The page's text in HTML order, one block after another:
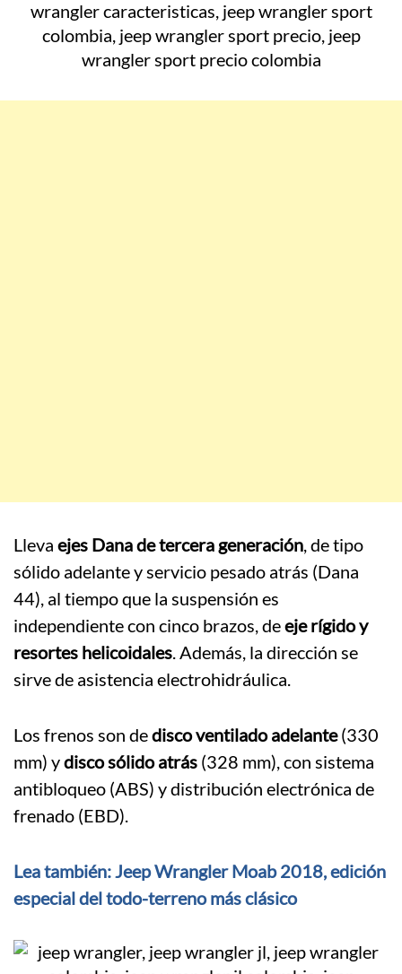
Lleva ejes Dana de tercera generación, de tipo
sólido adelante y servicio pesado atrás (Dana
44), al tiempo que la suspensión es
independiente con cinco brazos, deeje rígido y
resortes helicoidales. Además, la dirección se
sirve de asistencia electrohidráulica.
Los frenos son dedisco ventilado adelante(330
mm) ydisco sólido atrás (328 mm), con sistema
antibloqueo (ABS) y distribución electrónica de
frenado (EBD).
Lea también: Jeep Wrangler Moab 2018, edición
especial del todo-terreno más clásico